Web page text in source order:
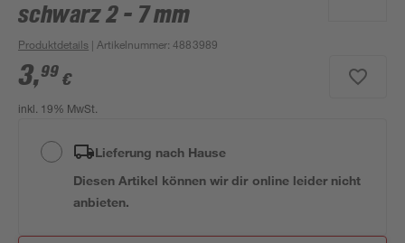
schwarz 2 - 7 mm
Produktdetails | Artikelnummer:4883989
3,99 €
inkl. 19% MwSt.
Lieferung nach Hause
Diesen Artikel können wir dir online leider nicht
anbieten.